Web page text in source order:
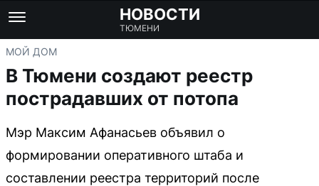
НОВОСТИ
ТЮМЕНИ
МОЙ ДОМ
В Тюмени создают реестр
пострадавших от потопа
Мэр Максим Афанасьев объявил о
формировании оперативного штаба и
составлении реестра территорий после